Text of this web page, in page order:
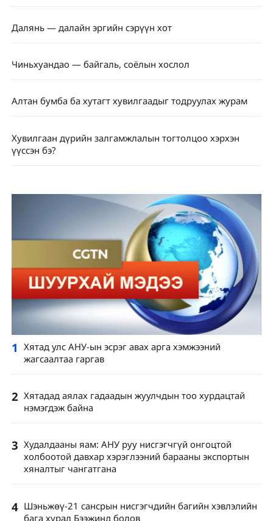
Далянь — далайн эргийн сэрүүн хот
Чиньхуандао — байгаль, соёлын хослол
Алтан бумба ба хутагт хувилгаадыг тодруулах журам
Хувилгаан дүрийн залгамжлалын тогтолцоо хэрхэн
үүссэн бэ?
1 Хятад улс АНУ-ын эсрэг авах арга хэмжээний
жагсаалтаа гаргав
2 Хятадад аялах гадаадын жуулчдын тоо хурдацтай
нэмэгдэж байна
3 Худалдааны яам: АНУ руу нисгэгчгүй онгоцтой
холбоотой давхар хэрэглээний барааны экспортын
хяналтыг чангатгана
4 Шэньжөү-21 сансрын нисгэгчдийн багийн хэвлэлийн
бага хурал Бээжинд болов